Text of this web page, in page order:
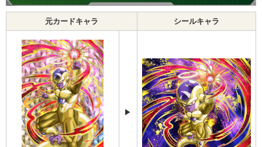
元カードキャラ シールキャラ
▶